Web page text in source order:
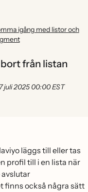
igång med listor och
från listan
juli 2025 00:00 EST
läggs till eller tas
profil till i en lista när
finns också några sätt